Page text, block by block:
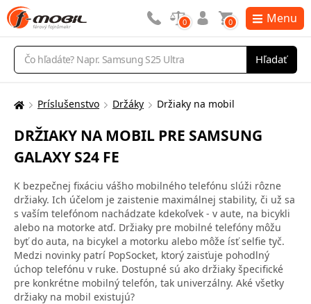
Vyhľadávanie
Hľadať
0 0 Menu
Tu
nachádzate:
Príslušenstvo Držáky Držiaky na mobil
DRŽIAKY NA MOBIL PRE SAMSUNG
GALAXY S24 FE
K bezpečnej fixáciu vášho mobilného telefónu slúži rôzne
držiaky. Ich účelom je zaistenie maximálnej stability, či už sa
s vaším telefónom nachádzate kdekoľvek - v aute, na bicykli
alebo na motorke atď. Držiaky pre mobilné telefóny môžu
byť do auta, na bicykel a motorku alebo môže ísť selfie tyč.
Medzi novinky patrí PopSocket, ktorý zaisťuje pohodlný
úchop telefónu v ruke. Dostupné sú ako držiaky špecifické
pre konkrétne mobilný telefón, tak univerzálny. Aké všetky
držiaky na mobil existujú?